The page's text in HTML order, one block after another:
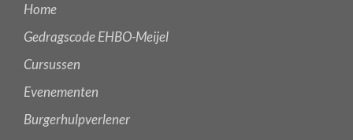
Home
Gedragscode EHBO-Meijel
Cursussen
Evenementen
Burgerhulpverlener